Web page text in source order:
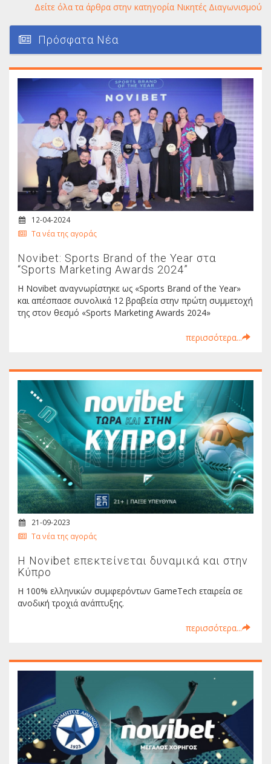
Δείτε όλα τα άρθρα στην κατηγορία Νικητές Διαγωνισμού
Πρόσφατα Νέα
12-04-2024
Τα νέα της αγοράς
Novibet: Sports Brand of the Year στα
“Sports Marketing Awards 2024”
Η Νοvibet αναγνωρίστηκε ως «Sports Brand of the Year»
και απέσπασε συνολικά 12 βραβεία στην πρώτη συμμετοχή
της στον θεσμό «Sports Marketing Awards 2024»
περισσότερα...
21-09-2023
Τα νέα της αγοράς
H Novibet επεκτείνεται δυναμικά και στην
Κύπρο
Η 100% ελληνικών συμφερόντων GameTech εταιρεία σε
ανοδική τροχιά ανάπτυξης.
περισσότερα...